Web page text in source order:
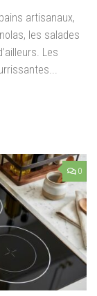
artisanaux,
les salades
Les
0